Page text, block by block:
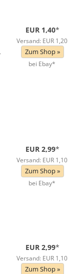
EUR 1,40*
Versand: EUR 1,20
Zum Shop »
bei Ebay*
EUR 2,99*
Versand: EUR 1,10
Zum Shop »
bei Ebay*
EUR 2,99*
Versand: EUR 1,10
Zum Shop »